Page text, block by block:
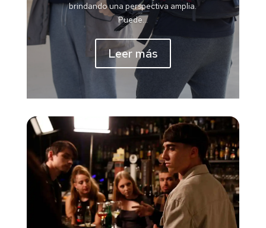
brindando una perspectiva amplia.
Puede...
Leer más